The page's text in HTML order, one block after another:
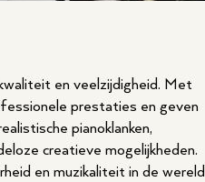
en veelzijdigheid. Met
prestaties en geven
pianoklanken,
creatieve mogelijkheden.
en muzikaliteit in de wereld